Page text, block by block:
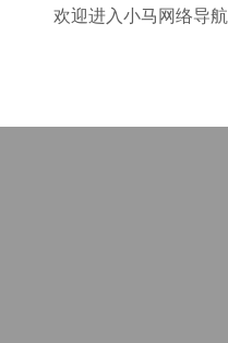
欢迎进入小马网络导航